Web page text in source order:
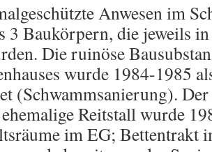
Anwesen im
3 Baukörpern, die jeweils
Die ruinöse
wurde 1984-1985
(Schwammsanierung).
Reitstall wurde
im EG; Bettentrakt